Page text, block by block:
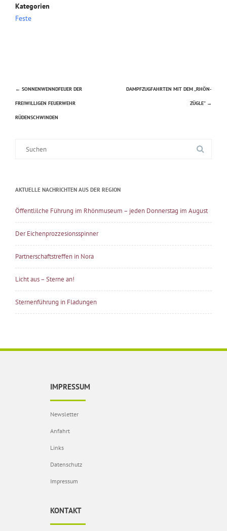
Kategorien
Feste
Beitragsnavigation
← SONNENWENNDFEUER DER
FREIWILLIGEN FEUERWEHR
RÜDENSCHWINDEN
DAMPFZUGFAHRTEN MIT DEM „RHÖN-
ZÜGLE“ →
AKTUELLE NACHRICHTEN AUS DER REGION
Öffentlilche Führung im Rhönmuseum – jeden Donnerstag im August
Der Eichenprozzesionsspinner
Partnerschaftstreffen in Nora
Licht aus – Sterne an!
Sternenführung in Fladungen
IMPRESSUM
Newsletter
Anfahrt
Links
Datenschutz
Impressum
KONTAKT